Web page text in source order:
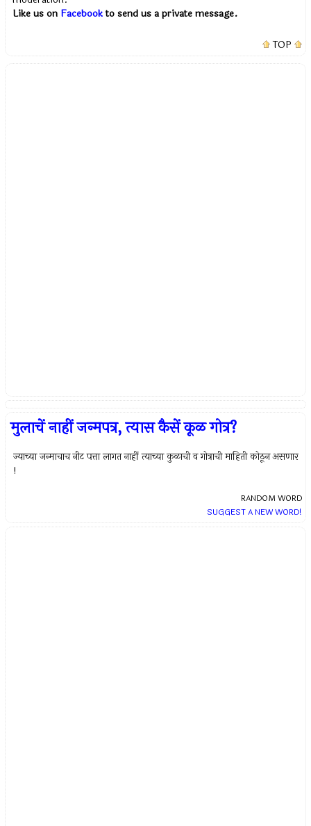
Like us on Facebookto send us a private message.
TOP
मुलाचें नाहीं जन्मपत्र, त्यास कैसें कूळ गोत्र?
ज्याच्या जन्माचाच नीट पत्ता लागत नाहीं त्याच्या कुळाची व गोत्राची माहिती कोठून असणार
!
RANDOM WORD
SUGGEST A NEW WORD!